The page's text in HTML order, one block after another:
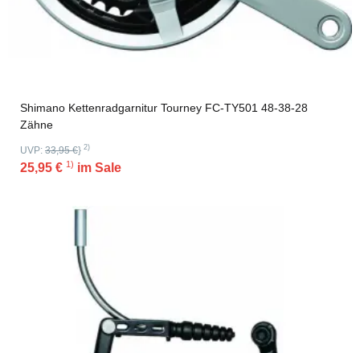
Shimano Kettenradgarnitur Tourney FC-TY501 48-38-28
Zähne
UVP: 33,95 €} 2)
25,95 € 1) im Sale